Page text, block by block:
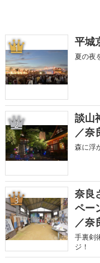
1 平城
夏の夜
2
談山
／奈
森に浮
3
奈良
ペー
／奈
手裏剣
ジ！